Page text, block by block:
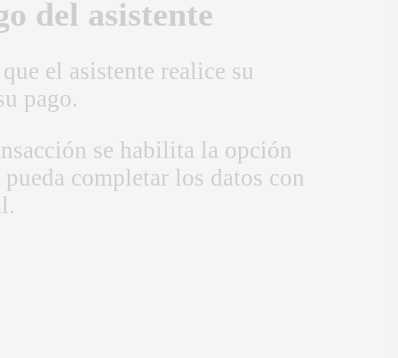
del asistente
el asistente realice su
pago.
se habilita la opción
completar los datos con